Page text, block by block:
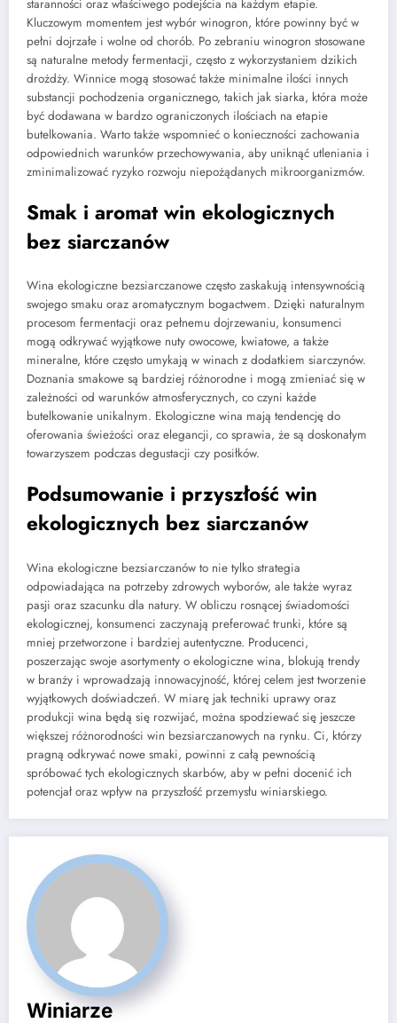
staranności oraz właściwego podejścia na każdym etapie.
Kluczowym momentem jest wybór winogron, które powinny być w
pełni dojrzałe i wolne od chorób. Po zebraniu winogron stosowane
są naturalne metody fermentacji, często z wykorzystaniem dzikich
drożdży. Winnice mogą stosować także minimalne ilości innych
substancji pochodzenia organicznego, takich jak siarka, która może
być dodawana w bardzo ograniczonych ilościach na etapie
butelkowania. Warto także wspomnieć o konieczności zachowania
odpowiednich warunków przechowywania, aby uniknąć utleniania i
zminimalizować ryzyko rozwoju niepożądanych mikroorganizmów.
Smak i aromat win ekologicznych
bez siarczanów
Wina ekologiczne bezsiarczanowe często zaskakują intensywnością
swojego smaku oraz aromatycznym bogactwem. Dzięki naturalnym
procesom fermentacji oraz pełnemu dojrzewaniu, konsumenci
mogą odkrywać wyjątkowe nuty owocowe, kwiatowe, a także
mineralne, które często umykają w winach z dodatkiem siarczynów.
Doznania smakowe są bardziej różnorodne i mogą zmieniać się w
zależności od warunków atmosferycznych, co czyni każde
butelkowanie unikalnym. Ekologiczne wina mają tendencję do
oferowania świeżości oraz elegancji, co sprawia, że są doskonałym
towarzyszem podczas degustacji czy posiłków.
Podsumowanie i przyszłość win
ekologicznych bez siarczanów
Wina ekologiczne bezsiarczanów to nie tylko strategia
odpowiadająca na potrzeby zdrowych wyborów, ale także wyraz
pasji oraz szacunku dla natury. W obliczu rosnącej świadomości
ekologicznej, konsumenci zaczynają preferować trunki, które są
mniej przetworzone i bardziej autentyczne. Producenci,
poszerzając swoje asortymenty o ekologiczne wina, blokują trendy
w branży i wprowadzają innowacyjność, której celem jest tworzenie
wyjątkowych doświadczeń. W miarę jak techniki uprawy oraz
produkcji wina będą się rozwijać, można spodziewać się jeszcze
większej różnorodności win bezsiarczanowych na rynku. Ci, którzy
pragną odkrywać nowe smaki, powinni z całą pewnością
spróbować tych ekologicznych skarbów, aby w pełni docenić ich
potencjał oraz wpływ na przyszłość przemysłu winiarskiego.
Winiarze